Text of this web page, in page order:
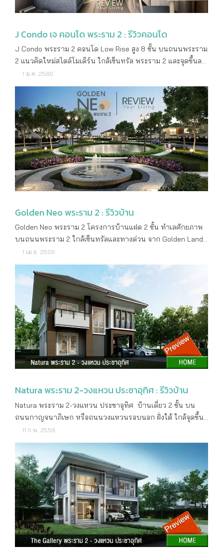
พระราม 2 มีอยู่ 2 จุดใหญ่ๆ คือ ช่วงจังหวัดสมุทรสาครที่เป็นแหล่ง
ช่วงที่เป็นที่ตั้งของเซ็นทรัลพระราม 2 ถือเป็นศูนย์กลางของสิ่ง
อำนวยความสะดวกอย่างครบครัน เพราะไม่ใช่มีแค่ห้างสรรพ
สินค้าเซ็นทรัล พระราม 2 แต่มีทั้งบิ๊กซี โลตัส โฮมโปร อินเด็กซ์ลิฟ
วิ่งมอลล์ โรงพยาบาลบางปะกอก 9 โรงพยาบาลนครธน โรง
มหาวิทยาลัยเทคโนโลยีพระจอมเกล้าธนบุรี ฯลฯ นอกจากนี้ใน
วันหยุดพักผ่อน เราก็สามารถออกไปหาสถานที่เที่ยวได้ใกล้มาก
โดยวิ่งเส้นพระราม 2 นี้ได้เลย ทำให้ไม่เหนื่อยเดินทาง เช่น นั่ง
ทานอาหารที่ทะเลบางขุนเทียน เดินตลาดวัดดอนหวาย ตลาดน้ำ
อัมพวา หรือจะขับรถเลยออกไปเที่ยวสวนผึ้ง, ชะอำ, หัวหิน ก็ใช้
เวลาเดินทางไม่เกิน 2 ชั่วโมง ระยะทางก็ร้อยกว่ากิโลเมตรเท่านั้น
ด้วยเหตุนี้ถนนพระราม 2 จึงเป็นทำเลที่อยู่อาศัยที่สามารถตอบ
โจทย์การใช้ชีวิตทั้งด้านการทำงาน และการใช้ชีวิตในวันหยุดพัก
ผ่อนกับครอบครัวได้อย่างลงตัว ภาพรวมโครงการ UNIO
ทั้งหมด 728 ยูนิต แบ่งเป็นยูนิตพักอาศัย 726 ห้อง มีห้อง Studio
2 แบบให้เลือก คือ ขนาด 22.50 ตรม. และ 26.06 ตร.ม. กับยูนิต
เพื่อการค้า 2 ห้อง มีพื้นที่ทั้งหมดกว่า 6 ไร่ หน้าโครงการหันออก
ทางทิศตะวันตก ส่วนยูนิตพักอาศัยจะหันหน้าไปทางทิศเหนือ วิว
ถนนพระราม 2 กับทิศใต้ วิวถนนท่าข้าม ลักษณะที่ดินหน้าแคบ
แต่ลึกยาวเข้าไปติดคลองสนามไชย ซึ่งอาคาร A จะเป็นอาคารแรก
ชิดฝั่งทิศใต้ ส่วนอาคาร B-C วางตัวแนวยาวต่อกันลึกเข้าไปชิด
ทางฝั่งทิศเหนือ โครงการตั้งอยู่ในถนนท่าข้าม เข้ามาประมาณ
120 เมตร ซึ่งบริเวณริมถนนพระราม 2 ใกล้กับปากทางเข้าถนน
ท่าข้ามนั้นมีทั้งโฮมโปร คอมมูนิตี้มอลล์ บิ๊กซี ในระยะที่สามารถ
เดินไปได้ หรือจะเดินไปเซ็นทรัลพระราม 2 ก็มีระยะทางประมาณ
600 เมตร ลึกเข้าไปในถนนท่าข้ามนี้ก็จะมีทั้งตลาด ร้านอาหาร
ที่อยู่อาศัยเดิมของคนในย่านนี้ตลอดเส้นทางทำให้ถนนท่าข้ามมี
ความคึกคักอยู่ไม่น้อย ตัวโครงการออกแบบภายใต้แนวคิด Sea
คล้ายน้ำทะเล เพื่อให้สามารถใช้พื้นที่ทั้งหมดอย่างเต็มที่ พื้นที่ส่วน
กลางถูกวางไว้ระหว่างอาคาร B กับ C ฝั่งทิศใต้ เริ่มจากสวนสี
เขียว สนามเด็กเล่น ฟิตเนส สระว่ายน้ำ และลานโยคะกลางแจ้ง
เยี่ยมชมโครงการ ปัจจุบันโครงการ UNIO RAMA2-THAKHAM
สร้างเสร็จพร้อมอยู่ โดยผู้ที่ซื้อโครงการไปจะอยู่อาศัยเองกว่า
60% ส่วนมากจะเป็นคนที่อาศัยอยู่ในละแวกนี้อยู่แล้วมาซื้อเพิ่ม
เป็นบ้านหลังที่ 2 หรือซื้อให้ลูกหลานอยู่ เราลองเข้าไปดูภายใน
โครงการพร้อมกันเลยค่ะ หน้าโครงการจะมี Sale Gallery ติดกับ
ถนนท่าข้าม เดินมาจากปากซอยไม่ไกลเลยค่ะ ทางเข้า-ออก
โครงการมีด้านหน้าทางเดียวค่ะ ใช้ระบบ Key card access ทั้ง
3 อาคารใช้โทนสีเดียวกัน คือ สีน้ำตาลอ่อนตัดกับสีน้ำตาลเข้ม
และสีดำ ดูอบอุ่น แต่ยังคงความทันสมัย ที่จอดรถอยู่ใต้อาคารทั้ง
3 อาคาร สามารถจอดได้ 220 คัน ทางเข้าทั้ง 3 อาคาร จะเป็น
ท่าพระ แม็คโคร แม็กซ์ แวลู โฮมโปร พระราม 2 รพ.บางปะกอก
อินเตอร์ รพ.บางมด รพ.นครธน มหาวิทยาลัยเทคโนโลยี
สารสาสน์โปลีเทคนิค แบบบ้านและขนาดพื้นที่ใช้สอย ทาวน์เฮาส์
3 ชั้น ขนาดพื้นที่ใช้สอย 170 ตร.ม. 3 ห้องนอน 3 ห้องน้ำ พร้อม
ห้องพักผ่อน ห้องรับแขก และ Pantry ที่จอดรถ 2 คัน สิ่งอำนวย
ความสะดวก สวนส่วนกลาง สระว่ายน้ำ ฟิตเนส คลับเฮาส์
สอบถามรายละเอียดเพิ่มเติม โทร : 1685 ดูรายละเอียดเพิ่มเติม :
https://www.sansiri.com/townhouse/town-avenue-
cocos/th/
J Condo เจ คอนโด พระราม 2 : รีวิวคอนโด
J Condo พระราม 2 คอนโด Low Rise สูง 8 ชั้น บนถนนพระราม
2 แนวคิดใหม่สไตล์โมเดิร์น ใกล้เซ็นทรัล พระราม 2 และจุดขึ้นลง
ทางด่วน จาก J.S.P Property รายละเอียดโครงการ ราคาเริ่มต้น
1,290,000 บาท เจ้าของโครงการ J.S.P Property Co., Ltd.
ลักษณะคอนโด Low Rise สูง 8 ชั้น 1 อาคาร จำนวนห้อง
79 ยูนิต ที่จอดรถ ประมาณ 50% (รวมจอดซ้อนคัน) เนื้อที่
ทั้งหมด 0 - 2 - 64.1 ไร่ ที่ตั้งโครงการ ซอยพระราม2 54 แขวง
แสมดำ เขตบางขุนเทียน กรุงเทพฯ เริ่มก่อสร้าง เดือนธันวาคม
ปี 2559 คาดว่าจะแล้วเสร็จ เดือนธันวาคม ปี 2560 ค่าส่วน
กลาง 50 บาท/ตารางเมตร ค่ากองทุน 400 บาท/ตาราง
เมตร สถานที่สำคัญใกล้เคียง Central พระราม 2 Home Pro
พระราม 2 Big C พระราม 2 Park village พระราม 2 The Bright
พระราม 2 สำเพ็ง 2 ซีคอนบางแค The Mall บางแค โรงพยาบาล
ลักษณะห้องและขนาดห้อง 1 Bedroom ขนาด 26-30 ตารางเมตร
2 Bedrooms ขนาด 40-65 ตารางเมตร สิ่งอำนวยความสะดวก
Lobby Mailbox Co-Workspace สระว่ายน้ำระบบเกลือ ฟิตเนส
กล้องวงจรปิด ระบบรักษาความปลอดภัยตลอด 24 ชม. สอบถาม
รายละเอียดเพิ่มเติม โทร : 061-405-6611, 061-405-6622 ดูราย
ละเอียดเพิ่มเติม : https://jsp.co.th/project/j-condo-rama2/
1 ม.ค. 2560
Golden Neo พระราม 2 : รีวิวบ้าน
Golden Neo พระราม 2 โครงการบ้านแฝด 2 ชั้น ทำเลศักยภาพ
บนถนนพระราม 2 ใกล้เซ็นทรัลและทางด่วน จาก Golden Land
รายละเอียดโครงการ ราคาเริ่มต้น 2,990,000 บาท เจ้าของ
โครงการ Golden Land Property Development PLC. ลักษณะ
โครงการ บ้านแฝด 2 ชั้น จำนวน 184 ยูนิต พื้นที่โครงการ
ประมาณ 31 ไร่ ที่ตั้งโครงการ ถนนพระราม 2 ต.พันท้าย
นรสิงห์ อ.เมือง จ.สมุทรปราการ สถานที่สำคัญใกล้เคียง
เซ็นทรัล พระราม 2 โรงเรียนอัสสัมชัญแคมปัส พระราม2 โฮมโปร
พระราม 2 โลตัส พระราม 2 บิ๊กซี พระราม 2 บุญถาวร แม็คโคร
กาญจนาภิเษก มหาวิทยาลัยพระจอมเกล้าธนบุรี โรงพยาบาลบาง
ปะกอก 9 อินเตอร์เนชั่นแนล แบบบ้านและขนาดพื้นที่ใช้สอย
Catania (คาทาเนีย) พื้นที่ใช้สอย 139 ตารางเมตร 4 ห้องนอน 3
ห้องน้ำ ที่จอดรถ 2 คัน Naples (เนเปิลส์) พื้นที่ใช้สอย 134 ตาราง
สะดวก คลับเฮ้าส์ สระว่ายน้ำ สวนสาธารณะรอบโครงการ เจ้า
หน้าที่รักษาความปลอดภัย และกล้องวงจรปิด 24 ชั่วโมง
สอบถามรายละเอียดเพิ่มเติม โทร : 087-986-4422 ดูรายละเอียด
เพิ่มเติม : www.goldenland.co.th
1 เม.ย. 2559
Natura พระราม 2-วงแหวน ประชาอุทิศ : รีวิวบ้าน
Natura พระราม 2-วงแหวน ประชาอุทิศ บ้านเดี่ยว 2 ชั้น บน
ถนนกาญจนาภิเษก หรือถนนวงแหวนรอบนอก ฝั่งใต้ ใกล้จุดขึ้น
ลงทางด่วนบางพลี - สุขสวัสดิ์ จากพฤกษา เรียลเอสเตท ราย
ละเอียดโครงการ ราคาเริ่มต้น 3,990,000 บาท เจ้าของ
โครงการ บริษัท พฤกษา เรียลเอสเตท จำกัด (มหาชน) ลักษณะ
โครงการ บ้านเดี่ยว 2 ชั้น จำนวน 212 ยูนิต พื้นที่โครงการ
ประมาณ 56 ไร่ ที่ตั้งโครงการ ถนนกาญจนาภิเษกวงแหวนรอบ
นอก (ฝั่งใต้) แขวงทุ่งครุ เขตทุ่งครุ กรุงเทพฯ เริ่มก่อสร้าง เดือน
ตุลาคม 2558 คาดว่าจะแล้วเสร็จ เดือนตุลาคม 2561 (ทั้ง
โครงการ) สถานที่สำคัญใกล้เคียง โรงเรียนสารสาสน์วิเทศน์
ประชาอุทิศ โรงเรียนสวนกุหลาบ วัดทุ่งครุ Max Value Tesco
Lotus บิ๊กซี โรงพยาบาลบางประกอก 3 แบบบ้านและขนาด
พื้นที่ใช้สอย Diphylleia พื้นที่ใช้สอย 180 ตารางเมตร 3 ห้อง
11 ก.พ. 2559